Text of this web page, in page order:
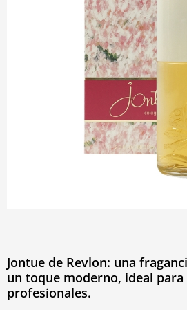
Jontue de Revlon: una
un toque moderno, ideal
profesionales.